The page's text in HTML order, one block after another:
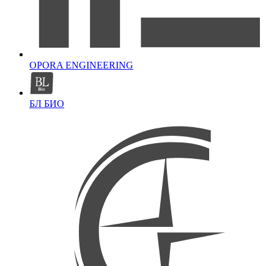
OPORA ENGINEERING
БЛ БИО